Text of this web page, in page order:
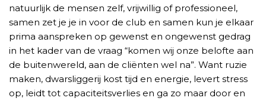
natuurlijk de mensen zelf, vrijwillig of professioneel,
samen zet je je in voor de club en samen kun je elkaar
prima aanspreken op gewenst en ongewenst gedrag
in het kader van de vraag “komen wij onze belofte aan
de buitenwereld, aan de cliënten wel na”. Want ruzie
maken, dwarsliggerij kost tijd en energie, levert stress
op, leidt tot capaciteitsverlies en ga zo maar door en